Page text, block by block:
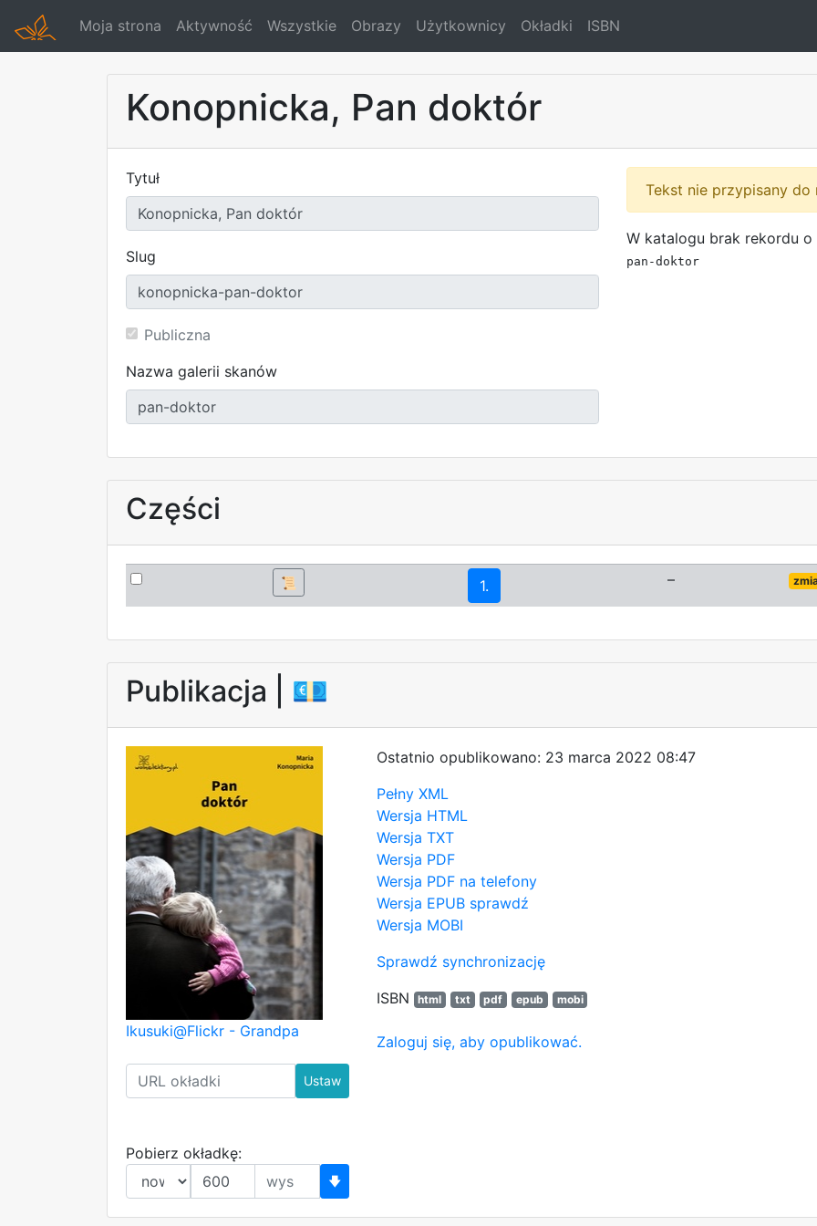
Moja strona Aktywność Wszystkie Obrazy Użytkownicy Okładki ISBN
Konopnicka, Pan doktór
Tytuł
Slug
Publiczna
Nazwa galerii skanów
Tekst nie przypisany
W katalogu brak rekordu o
pan-doktor
Części
📜 1. –
Publikacja | 💶
Ikusuki@Flickr - Grandpa
Ustaw
Pobierz okładkę:
🡇
Ostatnio opublikowano: 23 marca 2022 08:47
Pełny XML
Wersja HTML
Wersja TXT
Wersja PDF
Wersja PDF na telefony
Wersja EPUB sprawdź
Wersja MOBI
Sprawdź synchronizację
ISBN
html txt pdf epub mobi
Zaloguj się, aby opublikować.